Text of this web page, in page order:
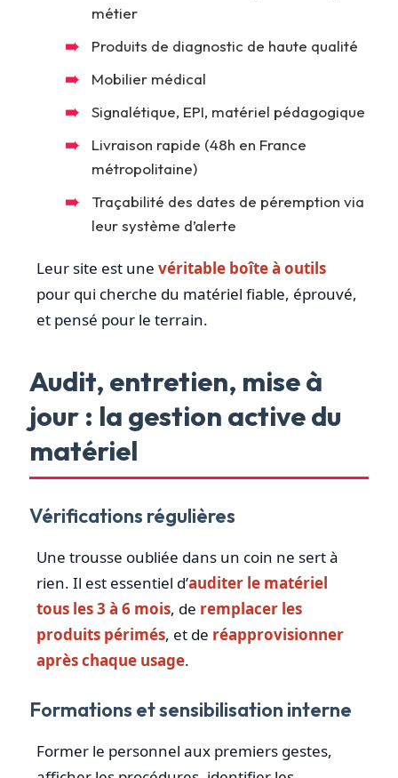
métier
Produits de diagnostic de haute qualité
Mobilier médical
Signalétique, EPI, matériel pédagogique
Livraison rapide (48h en France
métropolitaine)
Traçabilité des dates de péremption via
leur système d’alerte
Leur site est une véritable boîte à outils
pour qui cherche du matériel fiable, éprouvé,
et pensé pour le terrain.
Audit, entretien, mise à
jour : la gestion active du
matériel
Vérifications régulières
Une trousse oubliée dans un coin ne sert à
rien. Il est essentiel d’auditer le matériel
tous les 3 à 6 mois, de remplacer les
produits périmés, et de réapprovisionner
après chaque usage.
Formations et sensibilisation interne
Former le personnel aux premiers gestes,